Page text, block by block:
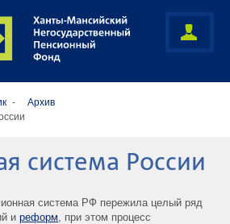
Архив
система России
система РФ пережила целый ряд
и реформ , при этом процесс